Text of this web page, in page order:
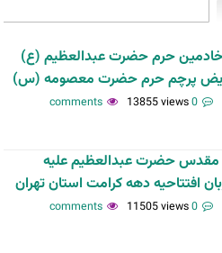
حرم حضرت عبدالعظیم (ع)
پرچم حرم حضرت معصومه (س)
0 comments
13855 views
مقدس حضرت عبدالعظیم علیه
افتتاحیه دهه کرامت استان تهران
0 comments
11505 views